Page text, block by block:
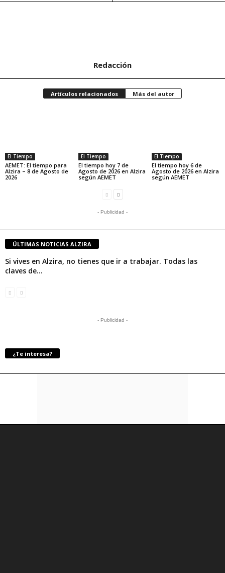
Redacción
Artículos relacionados Más del autor
El Tiempo
AEMET: El tiempo para
Alzira – 8 de Agosto de
2026
El Tiempo
El tiempo hoy 7 de
Agosto de 2026 en Alzira
según AEMET
El Tiempo
El tiempo hoy 6 de
Agosto de 2026 en Alzira
según AEMET
- Publicidad -
ÚLTIMAS NOTICIAS ALZIRA
Si vives en Alzira, no tienes que ir a trabajar. Todas las
claves de...
- Publicidad -
¿Te interesa?